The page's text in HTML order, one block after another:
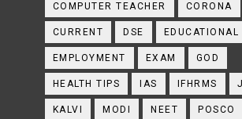
COMPUTER TEACHER CORONA
CURRENT DSE EDUCATIONAL
EMPLOYMENT EXAM GOD
HEALTH TIPS IAS IFHRMS
KALVI MODI NEET POSCO